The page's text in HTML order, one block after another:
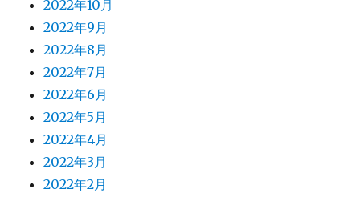
2022年10月
2022年9月
2022年8月
2022年7月
2022年6月
2022年5月
2022年4月
2022年3月
2022年2月